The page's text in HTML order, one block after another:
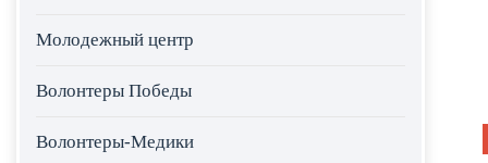
Молодежный центр
Волонтеры Победы
Волонтеры-Медики